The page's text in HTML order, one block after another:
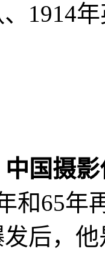
1914
国摄
和65年
后，